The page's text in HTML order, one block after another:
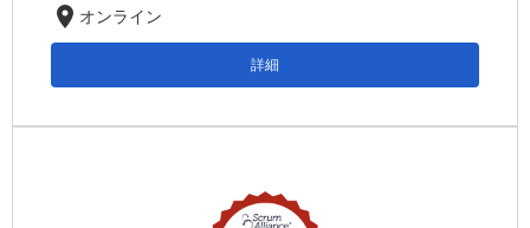
location_on オンライン
詳細